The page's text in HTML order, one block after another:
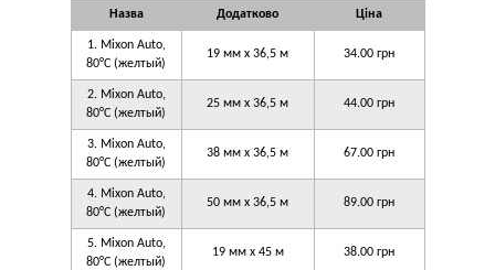
Назва Додатково Ціна
1. Mixon Auto,
80°C (желтый)
19 мм x 36,5 м 34.00 грн
2. Mixon Auto,
80°C (желтый)
25 мм x 36,5 м 44.00 грн
3. Mixon Auto,
80°C (желтый)
38 мм x 36,5 м 67.00 грн
4. Mixon Auto,
80°C (желтый)
50 мм x 36,5 м 89.00 грн
5. Mixon Auto,
80°C (желтый)
19 мм x 45 м 38.00 грн